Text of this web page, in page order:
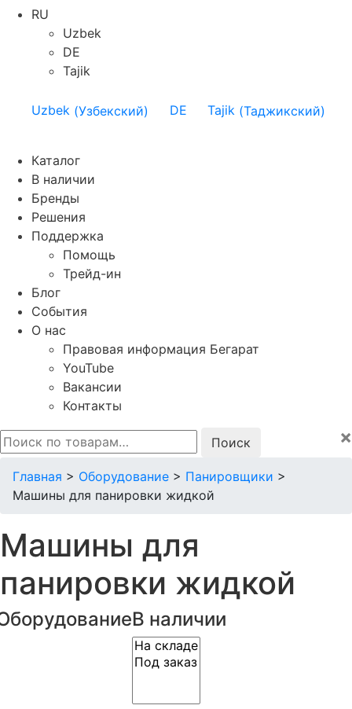
RU
Uzbek
DE
Tajik
Uzbek (Узбекский) DE Tajik (Таджикский)
Каталог
В наличии
Бренды
Решения
Поддержка
Помощь
Трейд-ин
Блог
События
О нас
Правовая информация Бегарат
YouTube
Вакансии
Контакты
Искать:
×
Главная > Оборудование > Панировщики >
Машины для панировки жидкой
Машины для
панировки жидкой
В наличии